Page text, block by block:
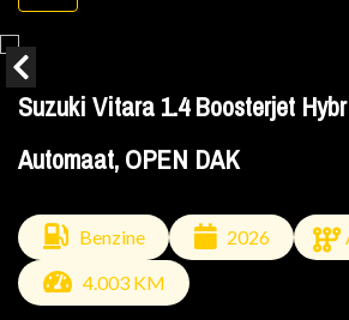
Suzuki Vitara 1.4 Boosterjet
Automaat, OPEN DAK
Benzine 2026
4.003 KM